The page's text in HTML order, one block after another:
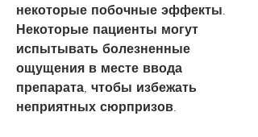
некоторые побочные эффекты.
Некоторые пациенты могут
испытывать болезненные
ощущения в месте ввода
препарата, чтобы избежать
неприятных сюрпризов.